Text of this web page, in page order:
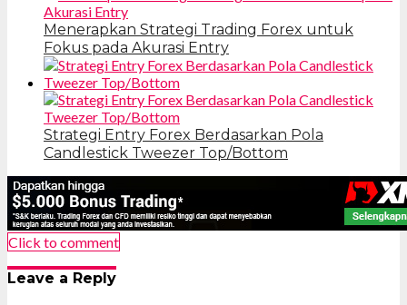
Menerapkan Strategi Trading Forex untuk
Fokus pada Akurasi Entry
Strategi Entry Forex Berdasarkan Pola
Candlestick Tweezer Top/Bottom
Click to comment
Leave a Reply